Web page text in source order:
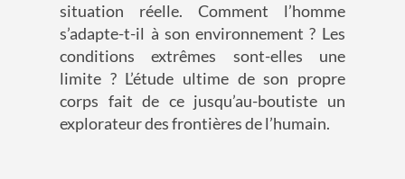
situation réelle. Comment l’homme
s’adapte-t-il à son environnement ? Les
conditions extrêmes sont-elles une
limite ? L’étude ultime de son propre
corps fait de ce jusqu’au-boutiste un
explorateur des frontières de l’humain.